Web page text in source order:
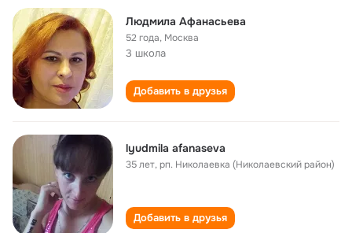
Людмила Афанасьева
52 года, Москва
3 школа
Добавить в друзья
lyudmila afanaseva
35 лет,рп. Николаевка (Николаевский район)
Добавить в друзья